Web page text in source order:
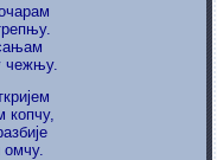
чежњу.
копчу,